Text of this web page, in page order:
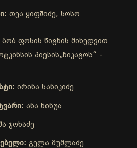
თეა ყიფშიძე, სოსო
ფოსის წიგნის მიხედვით
პიესის„ჩიკაგოს“ -
ირინა სანიკიძე
ანა ნინუა
ჯოხაძე
გელა მუმლაძე